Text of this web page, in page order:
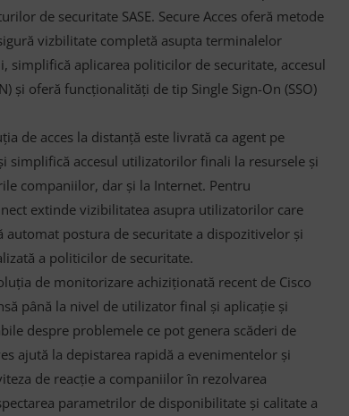
de securitate SASE. Secure Acces oferă metode
vizbilitate completă asupta terminalelor
simplifică aplicarea politicilor de securitate, accesul
și oferă funcționalități de tip Single Sign-On (SSO)
de acces la distanță este livrată ca agent pe
simplifică accesul utilizatorilor finali la resursele și
companiilor, dar și la Internet. Pentru
extinde vizibilitatea asupra utilizatorilor care
automat postura de securitate a dispozitivelor și
a politicilor de securitate.
de monitorizare achiziționată recent de Cisco
până la nivel de utilizator final și aplicație și
despre problemele ce pot genera scăderi de
ajută la depistarea rapidă a evenimentelor și
de reacție a companiilor în rezolvarea
parametrilor de disponibilitate și calitate a